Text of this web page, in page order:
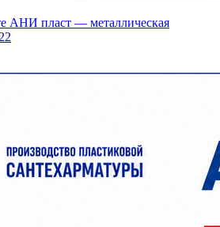
АНИ пласт — металлическая